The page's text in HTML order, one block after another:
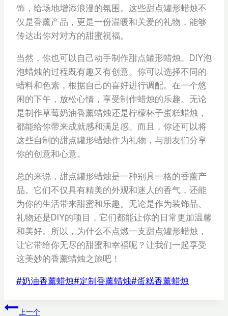
饰，给场地增添浪漫的氛围。这些甜点罐形蜡烛不
仅是香薰产品，更是一份温暖和关爱的礼物，能够
传达出你对对方的甜蜜祝福。
当然，你也可以自己动手制作甜点罐形蜡烛。DIY泡
泡蜡烛的过程既有趣又有创意。你可以选择不同的
蜡料和色素，根据自己的喜好进行调配。在一个悠
闲的下午，放松心情，享受制作蜡烛的乐趣。无论
是制作草莓奶油香薰蜡烛还是柠檬杯子蛋糕蜡烛，
都能给你带来成就感和满足感。而且，你还可以将
这些自制的甜点罐形蜡烛作为礼物，与朋友们分享
你的创意和心意。
总的来说，甜点罐形蜡烛是一种别具一格的香薰产
品。它们不仅具有精美的外观和迷人的香气，还能
为你的生活带来甜蜜和乐趣。无论是作为装饰品、
礼物还是DIY的项目，它们都能让你的日常更加温馨
和美好。所以，为什么不点燃一支甜点罐形蜡烛，
让它带给你无尽的甜蜜和幸福呢？让我们一起享受
这美妙的香薰蜡烛之旅吧！
文
标
#奶油香薰蜡烛#定制香薰蜡烛#蛋糕香薰蜡烛
文 上一个